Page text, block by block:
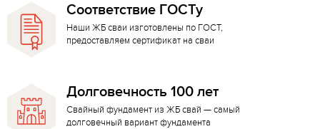
Соответствие ГОСТу
Наши ЖБ сваи изготовлены по ГОСТ,
предоставляем сертификат на сваи
Долговечность 100 лет
Свайный фундамент из ЖБ свай — самый
долговечный вариант фундамента